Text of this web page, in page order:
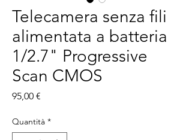
Telecamera senza fili
alimentata a batteria
1/2.7" Progressive
Scan CMOS
95,00 €
Quantità *